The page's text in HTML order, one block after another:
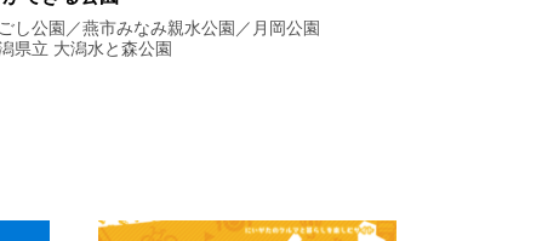
し公園／燕市みなみ親水公園／月岡公園
県立 大潟水と森公園